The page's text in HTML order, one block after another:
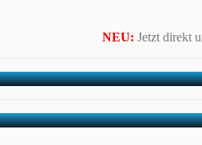
NEU: Jetzt direkt